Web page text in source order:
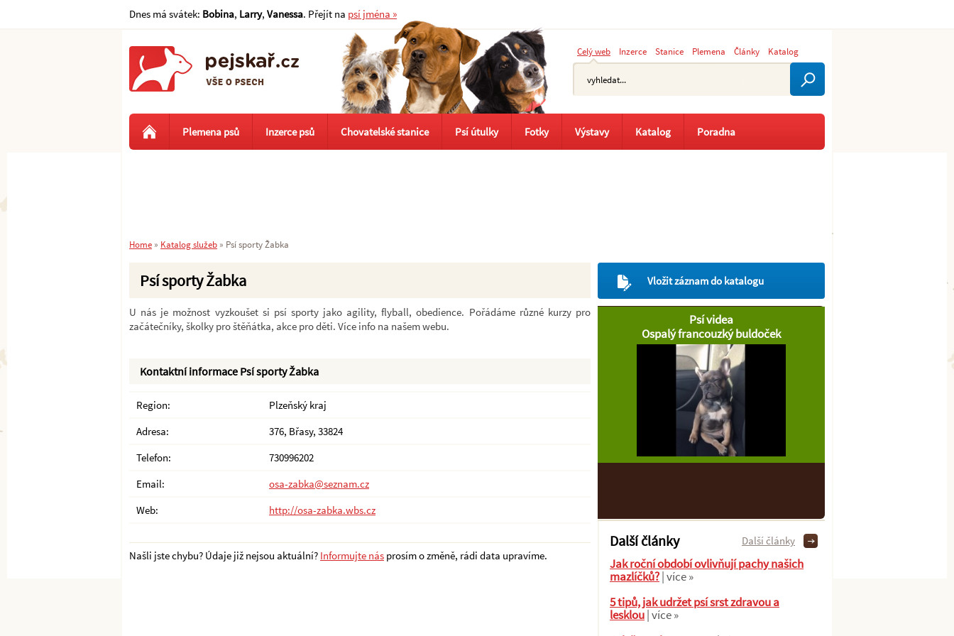
Psí sporty Žabka
U nás je možnost vyzkoušet si psí sporty jako agility, flyball, obedience. Pořádáme různé kurzy pro
začátečníky, školky pro štěňátka, akce pro děti. Více info na našem webu.
Kontaktní informace Psí sporty Žabka
Region:
Plzeňský kraj
Adresa:
376, Břasy, 33824
Telefon:
730996202
Email:
osa-zabka@seznam.cz
Web:
http://osa-zabka.wbs.cz
Našli jste chybu? Údaje již nejsou aktuální? Informujte nás prosím o změně, rádi data upravíme.
Vložit záznam do katalogu
Psí videa
Ospalý francouzký buldoček
Další články
Jak roční období ovlivňují pachy našich
mazlíčků?| více »
5 tipů, jak udržet psí srst zdravou a
lesklou| více »
Další články
Celý web Inzerce Stanice Plemena Články Katalog
Plemena psů Inzerce psů Chovatelské stanice Psí útulky Fotky Výstavy Katalog Poradna
Home » Katalog služeb » Psí sporty Žabka
Dnes má svátek: Bobina, Larry, Vanessa. Přejít na psí jména »